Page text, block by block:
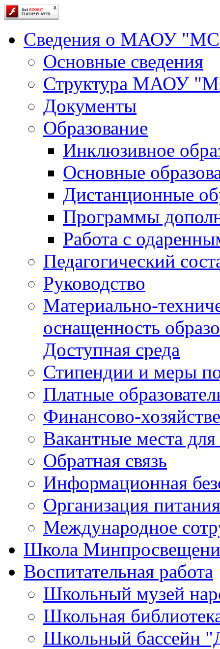
Сведения о МАОУ
Основные сведения
Структура МАОУ
Документы
Образование
Инклюзивное
Основные
Дистанционные
Программы
Работа с
Педагогический
Руководство
Материально-
оснащенность
Доступная среда
Стипендии и меры
Платные
Финансово-
Вакантные места
Обратная связь
Информационная
Организация
Международное
Школа
Воспитательная работа
Школьный музей
Школьная
Школьный бассейн